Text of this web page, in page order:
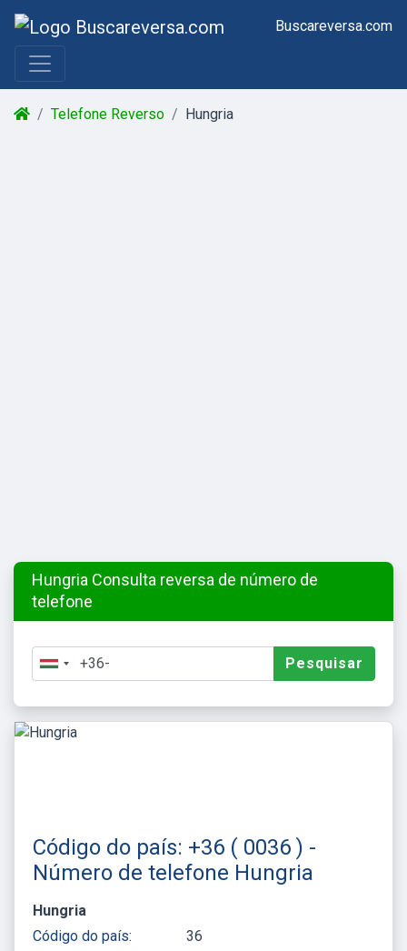
Buscareversa.com
Telefone Reverso Hungria
Hungria Consulta reversa de número de
telefone
Pesquisar
Código do país: +36 ( 0036 ) -
Número de telefone Hungria
Hungria
Código do país:
36